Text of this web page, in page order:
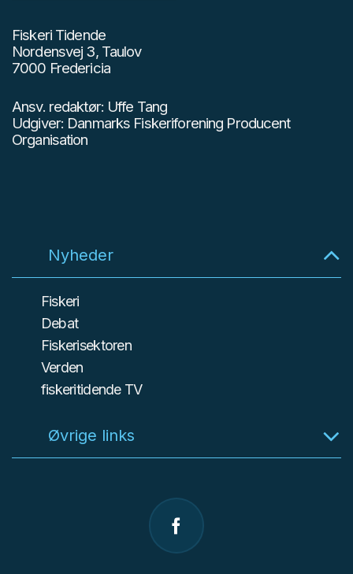
Fiskeri Tidende
Nordensvej 3, Taulov
7000 Fredericia
Ansv. redaktør: Uffe Tang
Udgiver: Danmarks Fiskeriforening Producent
Organisation
Nyheder
Fiskeri
Debat
Fiskerisektoren
Verden
fiskeritidende TV
Øvrige links